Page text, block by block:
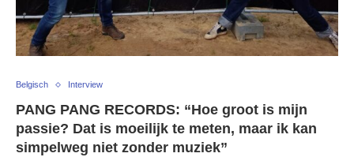
Belgisch Interview
PANG PANG RECORDS: “Hoe groot is mijn
passie? Dat is moeilijk te meten, maar ik kan
simpelweg niet zonder muziek”